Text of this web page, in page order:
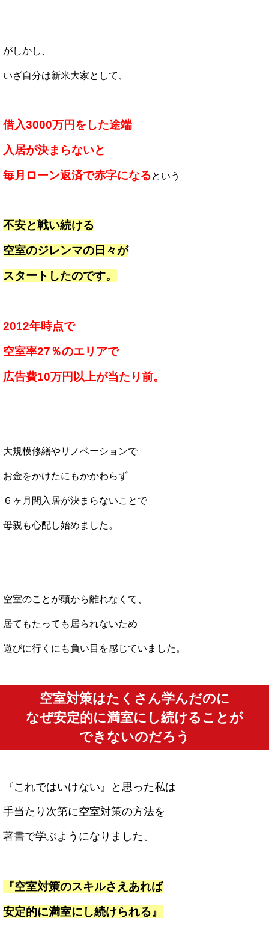
がしかし、
いざ自分は新米大家として、
借入3000万円をした途端
入居が決まらないと
毎月ローン返済で赤字になるという
不安と戦い続ける
空室のジレンマの日々が
スタートしたのです。
2012年時点で
空室率27％のエリアで
広告費10万円以上が当たり前。
大規模修繕やリノベーションで
お金をかけたにもかかわらず
６ヶ月間入居が決まらないことで
母親も心配し始めました。
空室のことが頭から離れなくて、
居てもたっても居られないため
遊びに行くにも負い目を感じていました。
空室対策はたくさん学んだのに
なぜ安定的に満室にし続けることが
できないのだろう
『これではいけない』と思った私は
手当たり次第に空室対策の方法を
著書で学ぶようになりました。
『空室対策のスキルさえあれば
安定的に満室にし続けられる』